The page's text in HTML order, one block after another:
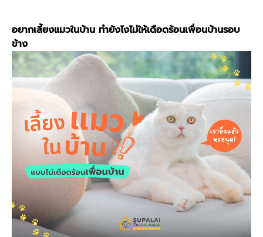
อยากเลี้ยงแมวในบ้าน ทำยังไงไม่ให้เดือดร้อนเพื่อนบ้านรอบ
ข้าง